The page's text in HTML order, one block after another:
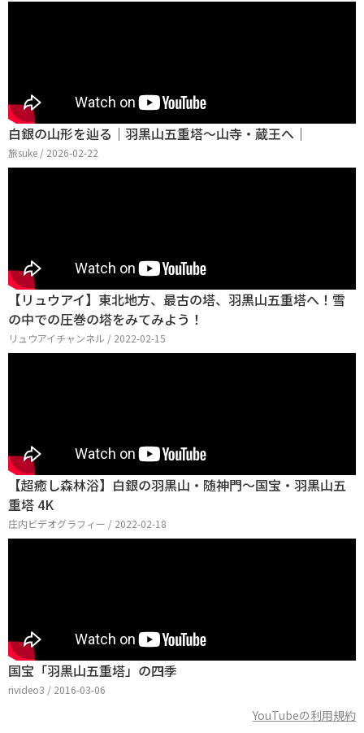
白銀の山形を辿る｜羽黒山五重塔〜山寺・蔵王へ｜
旅suke / 2026-02-22
【リュウアイ】東北地方、最古の塔、羽黒山五重塔へ！雪
の中での圧巻の塔をみてみよう！
リュウアイチャンネル / 2022-02-15
【超癒し森林浴】白銀の羽黒山・随神門～国宝・羽黒山五
重塔 4K
庄内ビデオグラフィー / 2022-02-18
国宝「羽黒山五重塔」の四季
rivideo3 / 2016-03-06
YouTubeの利用規約